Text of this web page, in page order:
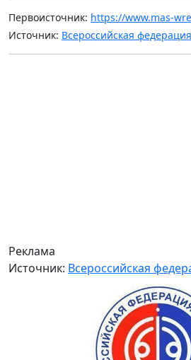
Первоисточник: https://www.mas-
Источник: Всероссийская
Реклама
Источник: Всероссийская